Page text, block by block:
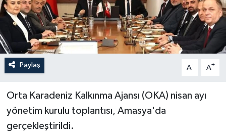
Paylaş A- A+
Orta Karadeniz Kalkınma Ajansı (OKA) nisan ayı
yönetim kurulu toplantısı, Amasya'da
gerçekleştirildi.
OTOPARK
TEKNOLOJİ